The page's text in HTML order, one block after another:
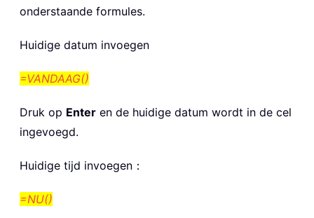
onderstaande formules.
Huidige datum invoegen
=VANDAAG()
Druk op Enter en de huidige datum wordt in de cel
ingevoegd.
Huidige tijd invoegen：
=NU()